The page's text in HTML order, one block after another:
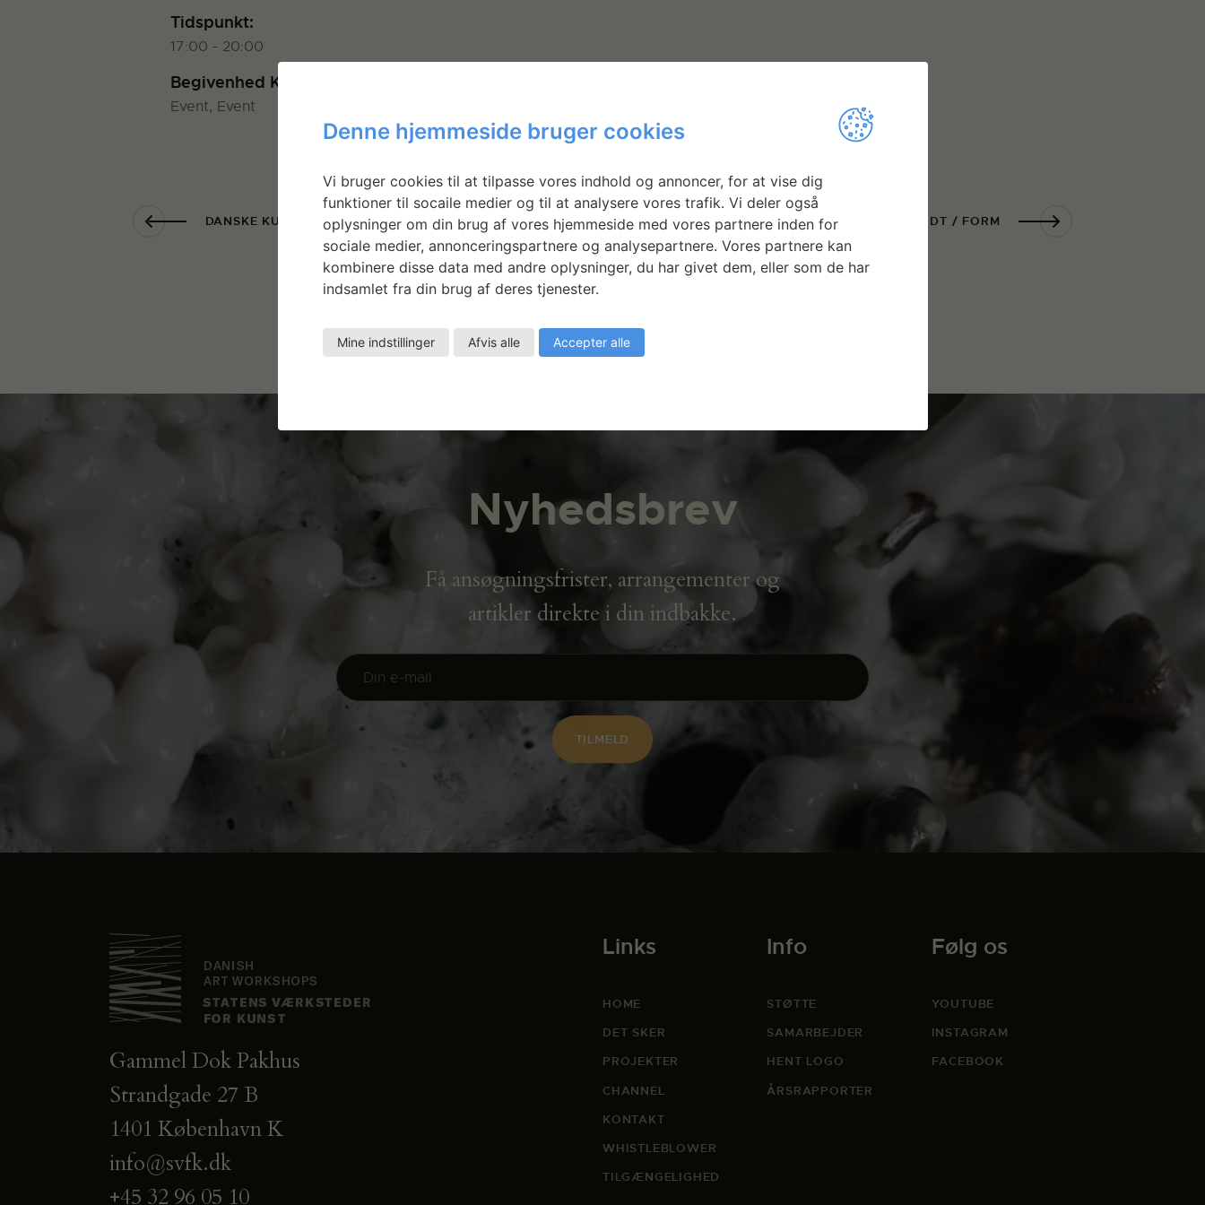
Tidspunkt:
17:00 - 20:00
Begivenhed Kategorier:
Event, Event
DANSKE KUNSTHÅNDVÆRKERE OG DESIGNERE UDSTILLING I FOYER: SPÆNDT / FORM
Nyhedsbrev
Få ansøgningsfrister, arrangementer og
artikler direkte i din indbakke.
Gammel Dok Pakhus
Strandgade 27 B
1401 København K
info@svfk.dk
+45 32 96 05 10
Links
HOME
DET SKER
PROJEKTER
CHANNEL
KONTAKT
WHISTLEBLOWER
TILGÆNGELIGHED
Info
STØTTE
SAMARBEJDER
HENT LOGO
ÅRSRAPPORTER
Følg os
YOUTUBE
INSTAGRAM
FACEBOOK
Denne hjemmeside bruger cookies
Vi bruger cookies til at tilpasse vores indhold og annoncer, for at vise dig
funktioner til socaile medier og til at analysere vores trafik. Vi deler også
oplysninger om din brug af vores hjemmeside med vores partnere inden for
sociale medier, annonceringspartnere og analysepartnere. Vores partnere kan
kombinere disse data med andre oplysninger, du har givet dem, eller som de har
indsamlet fra din brug af deres tjenester.
Mine indstillinger Afvis alle Accepter alle